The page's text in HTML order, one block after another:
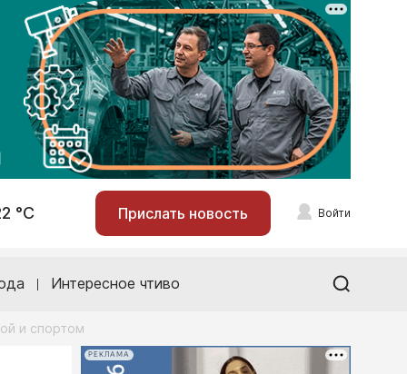
°С Прислать новость Войти
Интересное чтиво
и спортом
РЕКЛАМА